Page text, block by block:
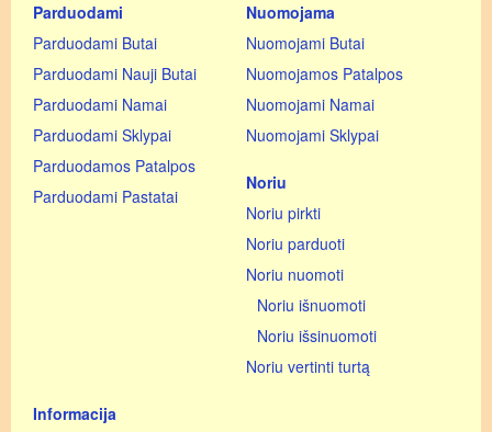
Parduodami
Parduodami Butai
Parduodami Nauji Butai
Parduodami Namai
Parduodami Sklypai
Parduodamos Patalpos
Parduodami Pastatai
Nuomojama
Nuomojami Butai
Nuomojamos Patalpos
Nuomojami Namai
Nuomojami Sklypai
Noriu
Noriu pirkti
Noriu parduoti
Noriu nuomoti
Noriu išnuomoti
Noriu išsinuomoti
Noriu vertinti turtą
Informacija